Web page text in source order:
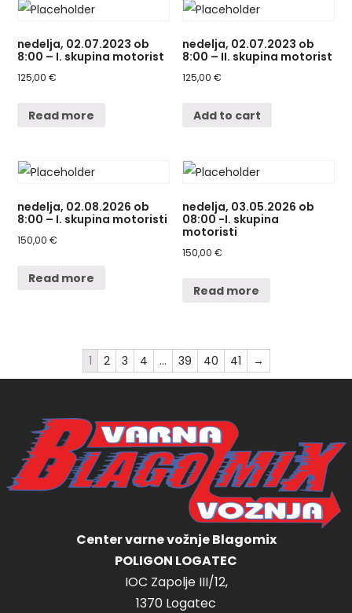
nedelja, 02.07.2023 ob
8:00 – I. skupina motorist
125,00€
Read more
nedelja, 02.07.2023 ob
8:00 – II. skupina motorist
125,00€
Add to cart
nedelja, 02.08.2026 ob
8:00 – I. skupina motoristi
150,00€
Read more
nedelja, 03.05.2026 ob
08:00 -I. skupina
motoristi
150,00€
Read more
1 2 3 4 … 39 40 41 →
Center varne vožnje Blagomix
POLIGON LOGATEC
IOC Zapolje III/12,
1370 Logatec